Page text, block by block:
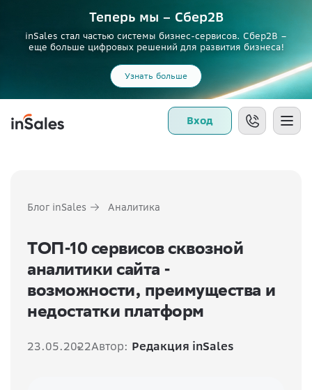
Теперь мы – Сбер2B
inSales стал частью системы бизнес-сервисов. Сбер2В –
еще больше цифровых решений для развития бизнеса!
Узнать больше
Вход
Блог inSales Аналитика
ТОП-10 сервисов сквозной
аналитики сайта -
возможности, преимущества и
недостатки платформ
23.05.2022Автор: Редакция inSales